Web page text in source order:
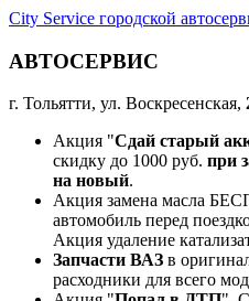
City Service городской
АВТОСЕРВИС
г. Тольятти, ул. Воскресенская,
Акция "Сдай старый
скидку до 1000 руб. при
на новый.
Акция замена масла
автомобиль перед
Акция удаление
Запчасти ВАЗ в
расходники для всего